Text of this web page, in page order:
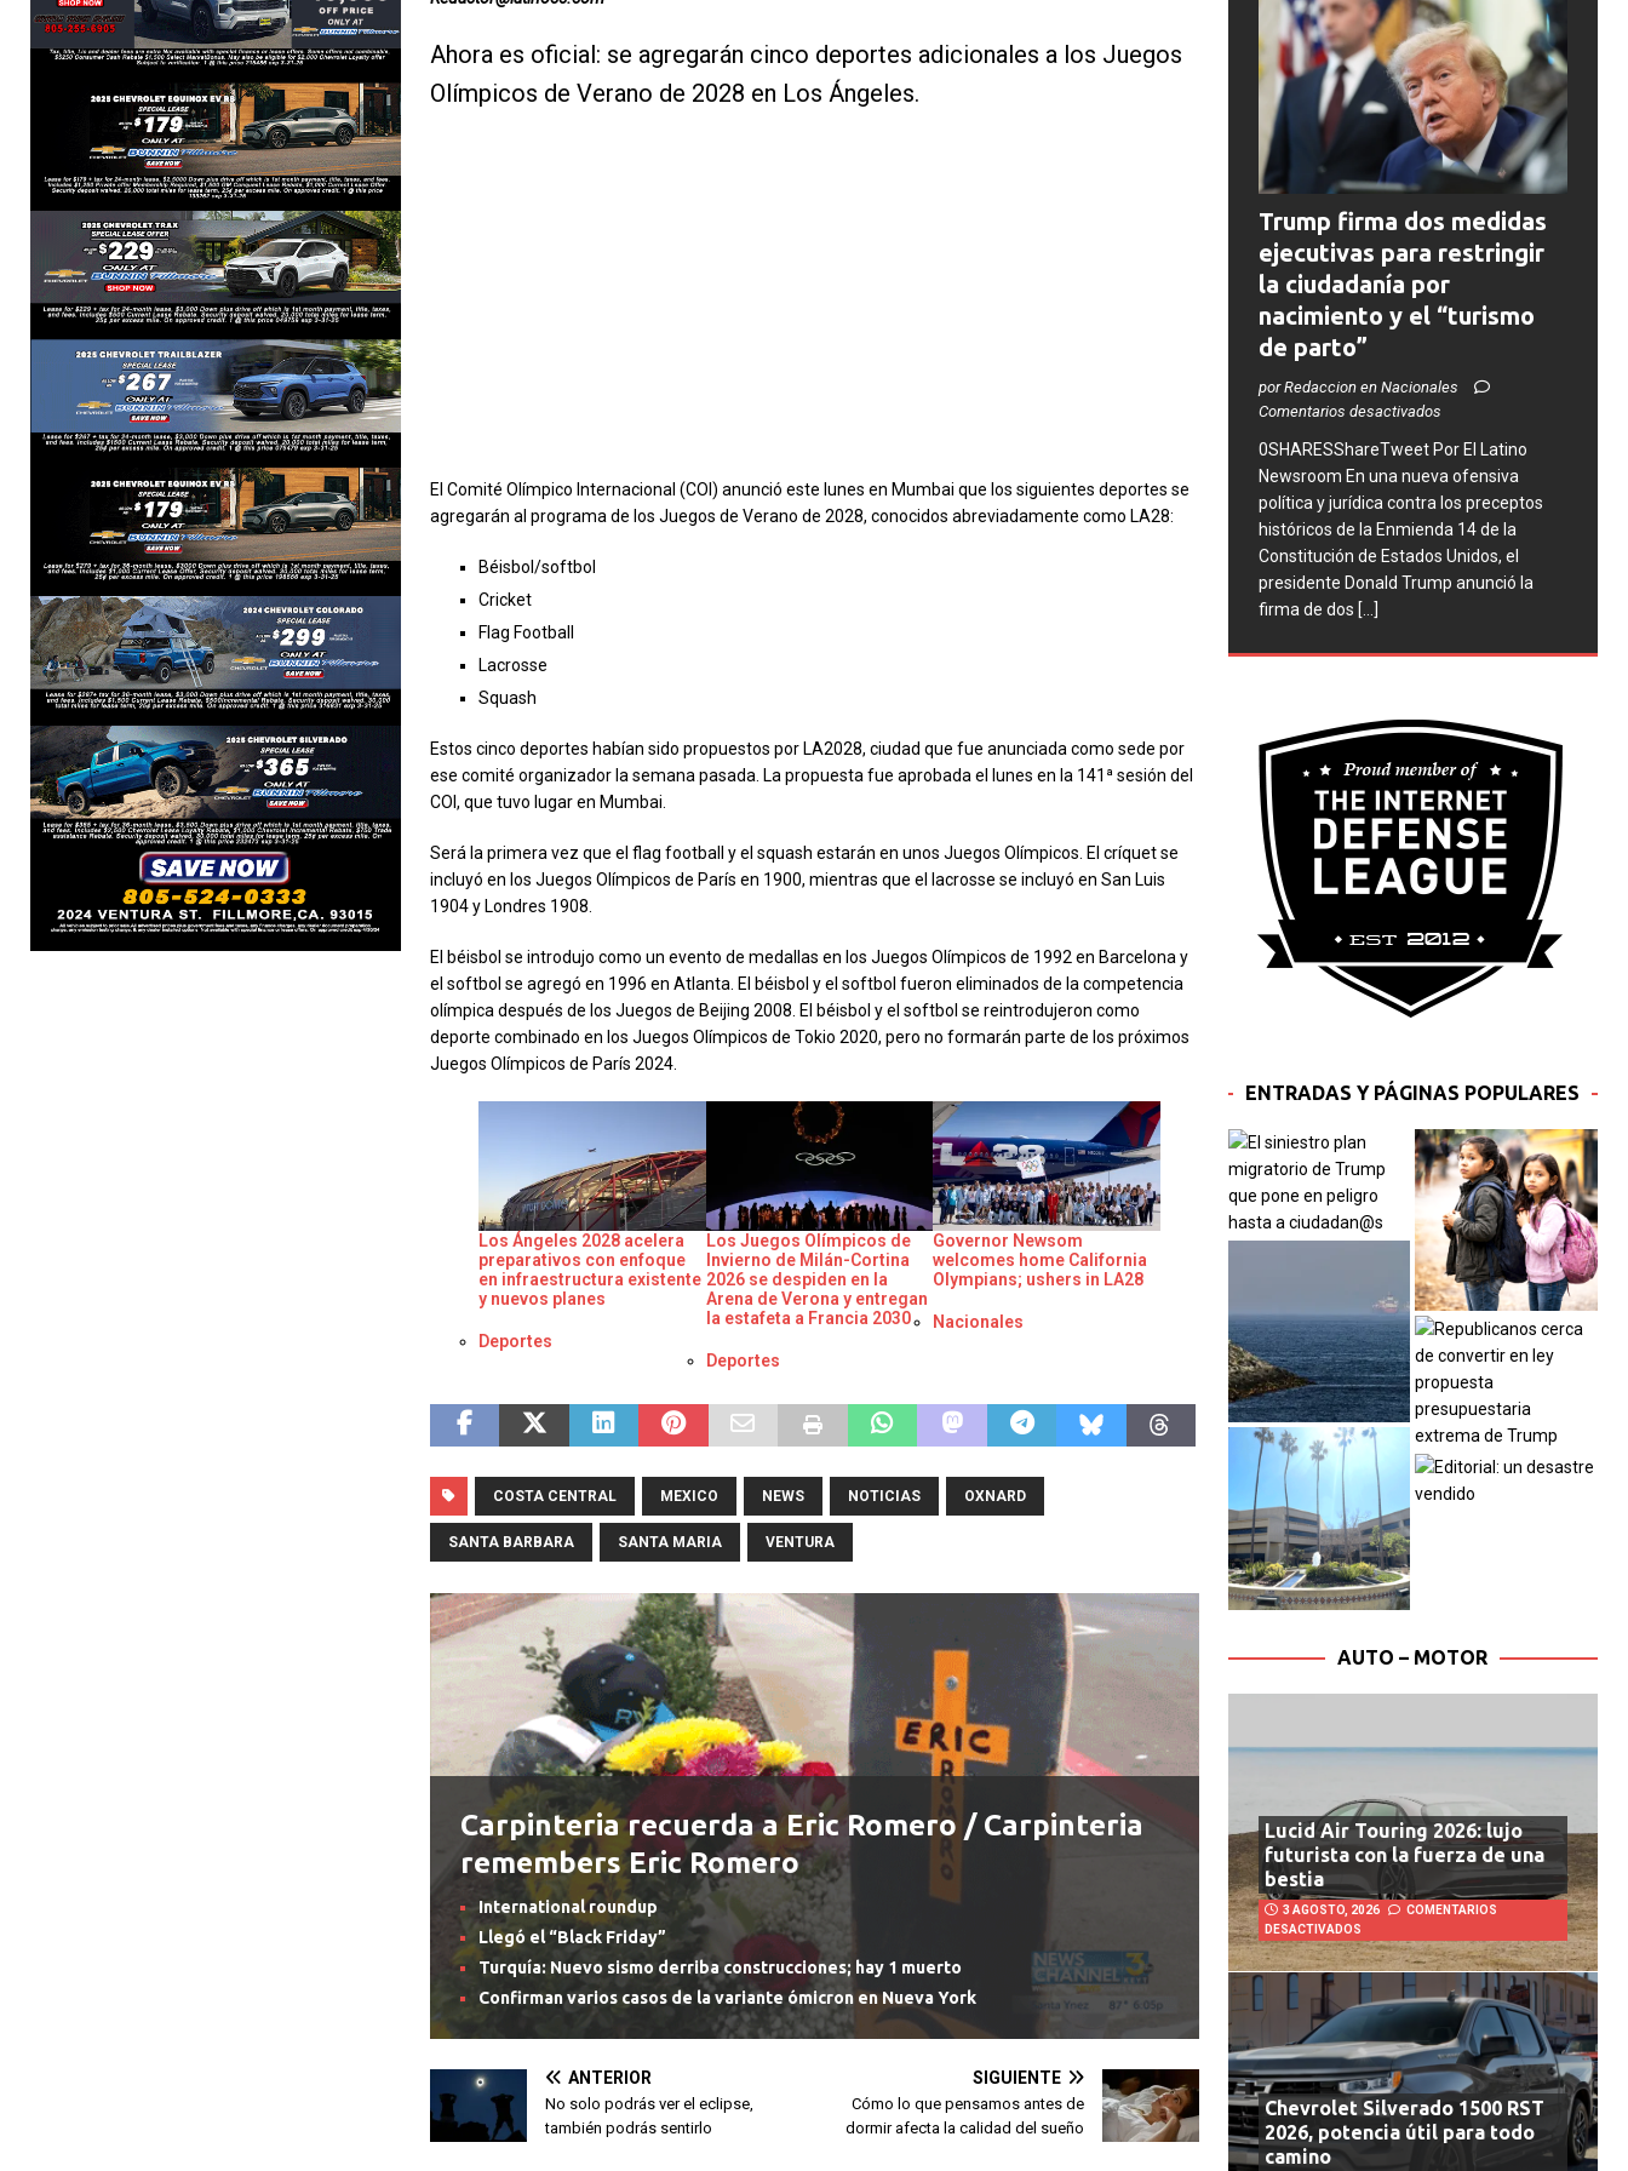
Ahora es oficial: se agregarán cinco deportes adicionales a los Juegos
Olímpicos de Verano de 2028 en Los Ángeles.
El Comité Olímpico Internacional (COI) anunció este lunes en Mumbai que los siguientes deportes se
agregarán al programa de los Juegos de Verano de 2028, conocidos abreviadamente como LA28:
Béisbol/softbol
Cricket
Flag Football
Lacrosse
Squash
Estos cinco deportes habían sido propuestos por LA2028, ciudad que fue anunciada como sede por
ese comité organizador la semana pasada. La propuesta fue aprobada el lunes en la 141ª sesión del
COI, que tuvo lugar en Mumbai.
Será la primera vez que el flag football y el squash estarán en unos Juegos Olímpicos. El críquet se
incluyó en los Juegos Olímpicos de París en 1900, mientras que el lacrosse se incluyó en San Luis
1904 y Londres 1908.
El béisbol se introdujo como un evento de medallas en los Juegos Olímpicos de 1992 en Barcelona y
el softbol se agregó en 1996 en Atlanta. El béisbol y el softbol fueron eliminados de la competencia
olímpica después de los Juegos de Beijing 2008. El béisbol y el softbol se reintrodujeron como
deporte combinado en los Juegos Olímpicos de Tokio 2020, pero no formarán parte de los próximos
Juegos Olímpicos de París 2024.
Los Ángeles 2028 acelera
preparativos con enfoque
en infraestructura existente
y nuevos planes
Respecto a
Deportes
Los Juegos Olímpicos de
Invierno de Milán-Cortina
2026 se despiden en la
Arena de Verona y entregan
la estafeta a Francia 2030
Respecto a
Deportes
Governor Newsom
welcomes home California
Olympians; ushers in LA28
Respecto a
Nacionales
COSTA CENTRAL MEXICO NEWS NOTICIAS OXNARD
SANTA BARBARA SANTA MARIA VENTURA
Carpinteria recuerda a Eric Romero / Carpinteria
remembers Eric Romero
International roundup
Llegó el “Black Friday”
Turquía: Nuevo sismo derriba construcciones; hay 1 muerto
Confirman varios casos de la variante ómicron en Nueva York
ANTERIOR
No solo podrás ver el eclipse,
también podrás sentirlo
SIGUIENTE
Cómo lo que pensamos antes de
dormir afecta la calidad del sueño
Trump firma dos medidas
ejecutivas para restringir
la ciudadanía por
nacimiento y el “turismo
de parto”
por Redaccion en Nacionales
Comentarios desactivados
0SHARESShareTweet ​Por El Latino
Newsroom ​En una nueva ofensiva
política y jurídica contra los preceptos
históricos de la Enmienda 14 de la
Constitución de Estados Unidos, el
presidente Donald Trump anunció la
firma de dos [...]
ENTRADAS Y PÁGINAS POPULARES
AUTO – MOTOR
Lucid Air Touring 2026: lujo
futurista con la fuerza de una
bestia
3 AGOSTO, 2026
COMENTARIOS
DESACTIVADOS
Chevrolet Silverado 1500 RST
2026, potencia útil para todo
camino